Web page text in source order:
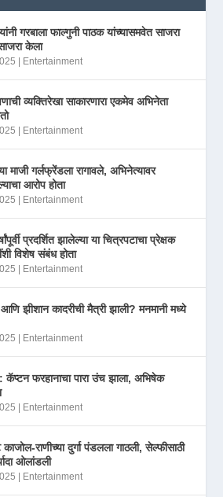
गरबाला फाल्गुनी पाठक यांच्यासमवेत साजरा
केला
| Entertainment
व्यक्तिरेखा साकारणारा एकमेव अभिनेता
| Entertainment
माजी गर्लफ्रेंडला रागावले, अभिनेत्यावर
आरोप होता
| Entertainment
प्रदर्शित झालेल्या या चित्रपटाचा प्रेक्षक
विशेष संबंध होता
| Entertainment
झीशान कादरीची मैत्री झाली? मनमानी मध्ये
| Entertainment
कॅप्टन फरहानाचा पारा उंच झाला, अभिषेक
| Entertainment
राणीच्या दुर्गा पंडलला गाठली, सेल्फीसाठी
ओलांडली
| Entertainment